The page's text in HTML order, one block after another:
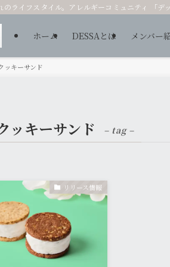
のライフスタイル。アレルギーコミュニティ 「デッ
ホーム DESSAとは メンバー
ッキーサンド
ッキーサンド – tag –
リリース情報